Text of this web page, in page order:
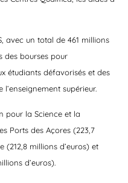
avec un total de 461 millions
des bourses pour
étudiants défavorisés et des
l’enseignement supérieur.
pour la Science et la
Ports des Açores (223,7
(212,8 millions d’euros) et
d’euros).